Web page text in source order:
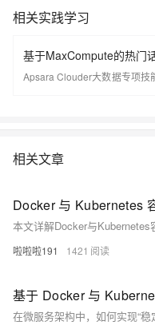
相关实践学习
基于MaxCompute的热门
Apsara Clouder大数据专项技
相关文章
啦啦啦191 1421